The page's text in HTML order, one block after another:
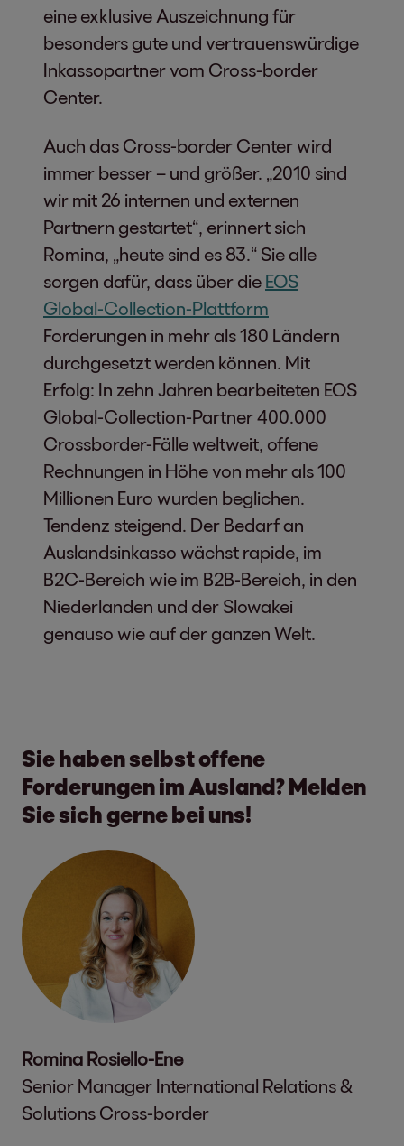
eine exklusive Auszeichnung für
besonders gute und vertrauenswürdige
Inkassopartner vom Cross-border
Center.
Auch das Cross-border Center wird
immer besser – und größer. „2010 sind
wir mit 26 internen und externen
Partnern gestartet“, erinnert sich
Romina, „heute sind es 83.“ Sie alle
sorgen dafür, dass über die EOS
Global-Collection-Plattform
Forderungen in mehr als 180 Ländern
durchgesetzt werden können. Mit
Erfolg: In zehn Jahren bearbeiteten EOS
Global-Collection-Partner 400.000
Crossborder-Fälle weltweit, offene
Rechnungen in Höhe von mehr als 100
Millionen Euro wurden beglichen.
Tendenz steigend. Der Bedarf an
Auslandsinkasso wächst rapide, im
B2C-Bereich wie im B2B-Bereich, in den
Niederlanden und der Slowakei
genauso wie auf der ganzen Welt.
Sie haben selbst offene
Forderungen im Ausland? Melden
Sie sich gerne bei uns!
Romina Rosiello-Ene
Senior Manager International Relations &
Solutions Cross-border